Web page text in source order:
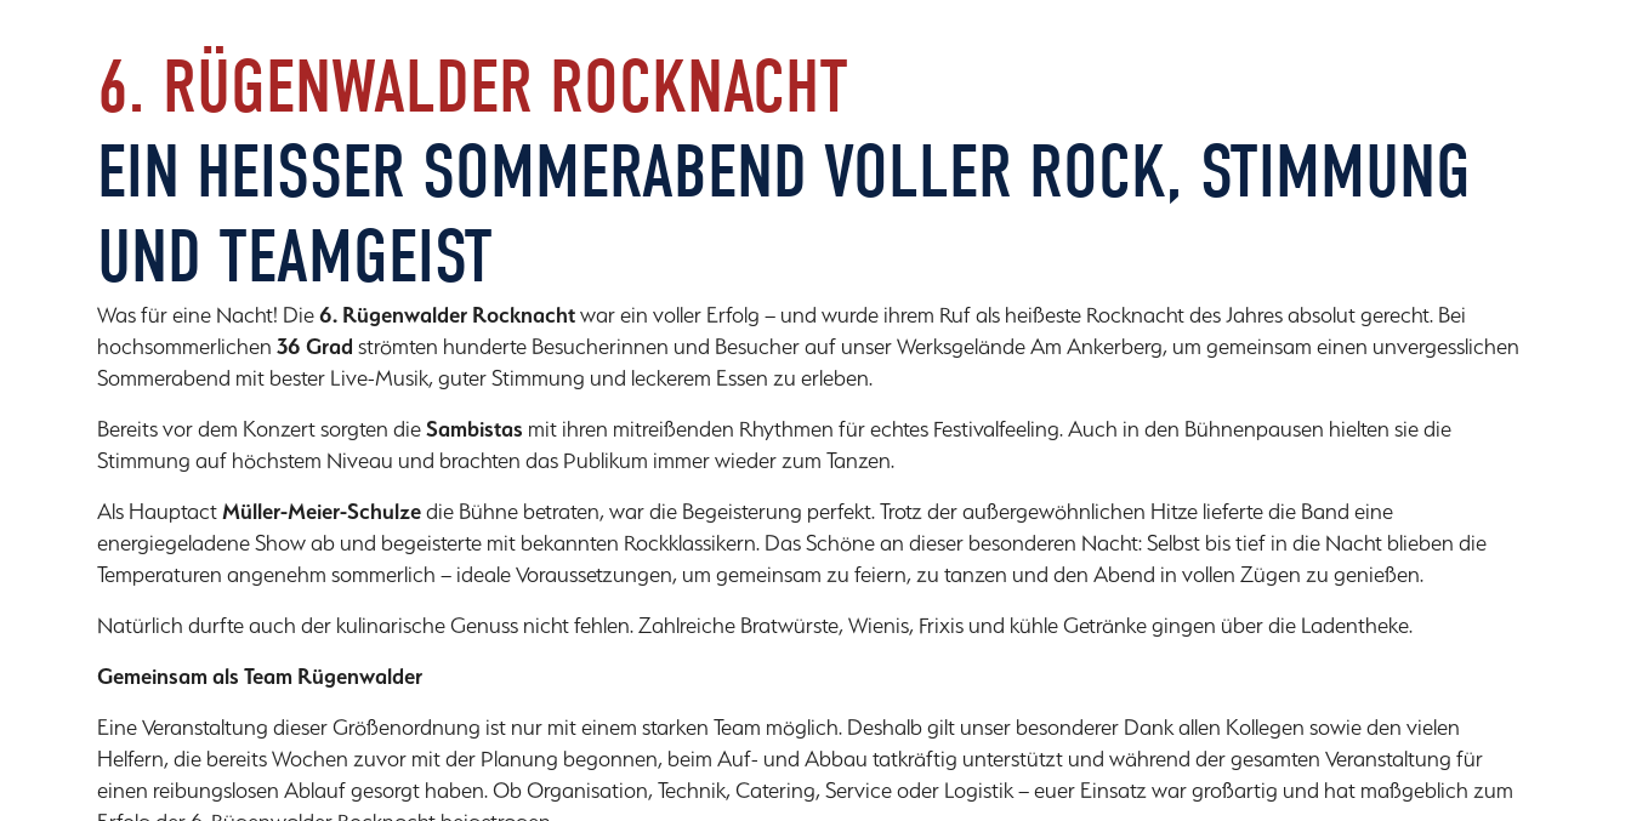
6. RÜGENWALDER ROCKNACHT
EIN HEISSER SOMMERABEND VOLLER ROCK, STIMMUNG U
ND TEAMGEIST
Was für eine Nacht! Die6. Rügenwalder Rocknachtwar ein voller Erfolg – und wurde ihrem Ruf als heißeste Rocknacht des Jahres absolut gerecht. Bei
hochsommerlichen 36 Grad strömten hunderte Besucherinnen und Besucher auf unser Werksgelände Am Ankerberg, um gemeinsam einen unvergesslichen
Sommerabend mit bester Live-Musik, guter Stimmung und leckerem Essen zu erleben.
Bereits vor dem Konzert sorgten dieSambistas mit ihren mitreißenden Rhythmen für echtes Festivalfeeling. Auch in den Bühnenpausen hielten sie die
Stimmung auf höchstem Niveau und brachten das Publikum immer wieder zum Tanzen.
Als Hauptact Müller-Meier-Schulzedie Bühne betraten, war die Begeisterung perfekt. Trotz der außergewöhnlichen Hitze lieferte die Band eine
energiegeladene Show ab und begeisterte mit bekannten Rockklassikern. Das Schöne an dieser besonderen Nacht: Selbst bis tief in die Nacht blieben die
Temperaturen angenehm sommerlich – ideale Voraussetzungen, um gemeinsam zu feiern, zu tanzen und den Abend in vollen Zügen zu genießen.
Natürlich durfte auch der kulinarische Genuss nicht fehlen. Zahlreiche Bratwürste, Wienis, Frixis und kühle Getränke gingen über die Ladentheke.
Gemeinsam als Team Rügenwalder
Eine Veranstaltung dieser Größenordnung ist nur mit einem starken Team möglich. Deshalb gilt unser besonderer Dank allen Kollegen sowie den vielen
Helfern, die bereits Wochen zuvor mit der Planung begonnen, beim Auf- und Abbau tatkräftig unterstützt und während der gesamten Veranstaltung für
einen reibungslosen Ablauf gesorgt haben. Ob Organisation, Technik, Catering, Service oder Logistik – euer Einsatz war großartig und hat maßgeblich zum